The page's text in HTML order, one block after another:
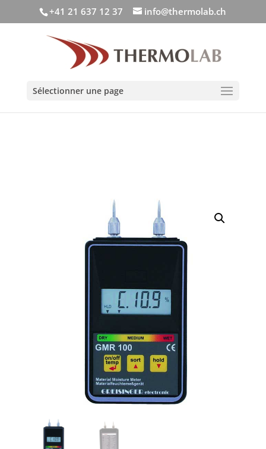
+41 21 637 12 37 info@thermolab.ch
Sélectionner une page